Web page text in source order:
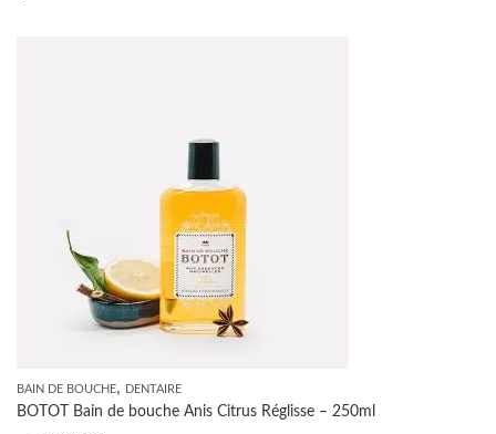
BAIN DE BOUCHE, DENTAIRE
BOTOT Bain de bouche Anis Citrus Réglisse – 250ml